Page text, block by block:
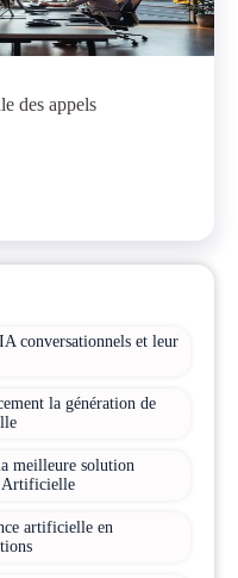
des appels
conversationnels et leur
la génération de
meilleure solution
Artificielle
artificielle en